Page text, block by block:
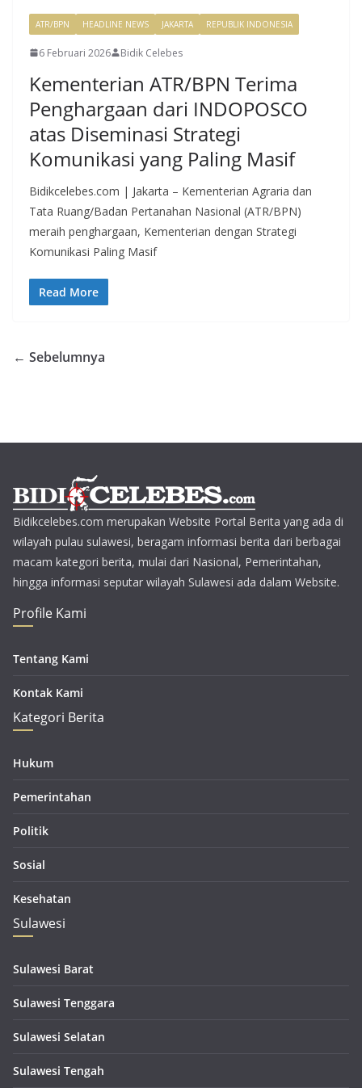
ATR/BPN HEADLINE NEWS JAKARTA REPUBLIK INDONESIA
6 Februari 2026 Bidik Celebes
Kementerian ATR/BPN Terima
Penghargaan dari INDOPOSCO
atas Diseminasi Strategi
Komunikasi yang Paling Masif
Bidikcelebes.com | Jakarta – Kementerian Agraria dan
Tata Ruang/Badan Pertanahan Nasional (ATR/BPN)
meraih penghargaan, Kementerian dengan Strategi
Komunikasi Paling Masif
Read More
← Sebelumnya
Bidikcelebes.com merupakan Website Portal Berita yang ada di
wilayah pulau sulawesi, beragam informasi berita dari berbagai
macam kategori berita, mulai dari Nasional, Pemerintahan,
hingga informasi seputar wilayah Sulawesi ada dalam Website.
Profile Kami
Tentang Kami
Kontak Kami
Kategori Berita
Hukum
Pemerintahan
Politik
Sosial
Kesehatan
Sulawesi
Sulawesi Barat
Sulawesi Tenggara
Sulawesi Selatan
Sulawesi Tengah